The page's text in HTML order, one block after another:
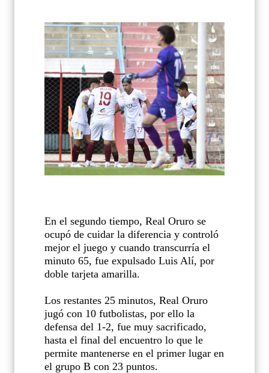
En el segundo tiempo, Real Oruro se
ocupó de cuidar la diferencia y controló
mejor el juego y cuando transcurría el
minuto 65, fue expulsado Luis Alí, por
doble tarjeta amarilla.
Los restantes 25 minutos, Real Oruro
jugó con 10 futbolistas, por ello la
defensa del 1-2, fue muy sacrificado,
hasta el final del encuentro lo que le
permite mantenerse en el primer lugar en
el grupo B con 23 puntos.